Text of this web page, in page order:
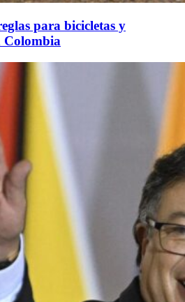
para bicicletas y
Colombia